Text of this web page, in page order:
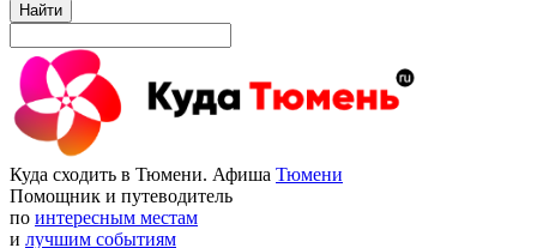
Найти
Куда сходить в Тюмени. Афиша Тюмени
Помощник и путеводитель
по интересным местам
и лучшим событиям